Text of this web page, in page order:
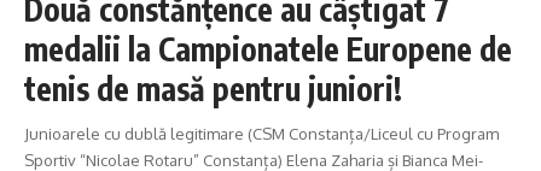
Două constănţence au câștigat 7
medalii la Campionatele Europene de
tenis de masă pentru juniori!
Junioarele cu dublă legitimare (CSM Constanța/Liceul cu Program
Sportiv “Nicolae Rotaru” Constanța) Elena Zaharia și Bianca Mei-